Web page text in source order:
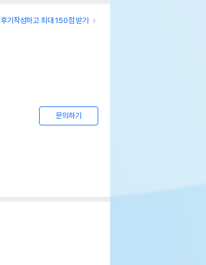
후기작성하고 최대 150점 받기
문의하기